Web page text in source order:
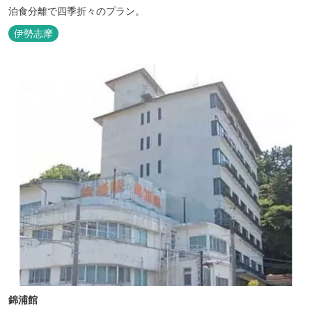
泊食分離で四季折々のプラン。
伊勢志摩
錦浦館